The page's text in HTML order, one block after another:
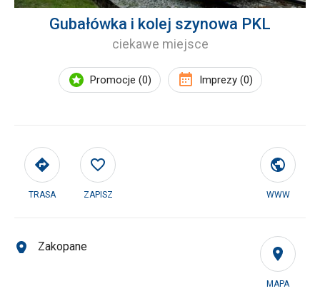
Gubałówka i kolej szynowa PKL
ciekawe miejsce
Promocje (0) Imprezy (0)
TRASA ZAPISZ WWW
MAPA
Zakopane